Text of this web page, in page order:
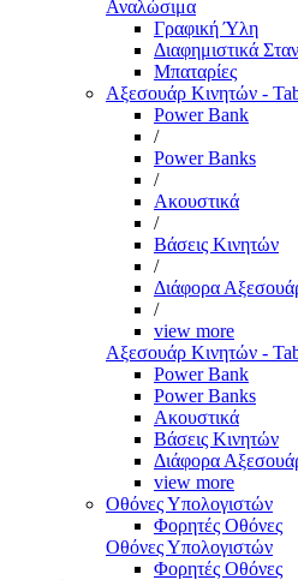
Αναλώσιμα
Γραφική Ύλη
Διαφημιστικά
Μπαταρίες
Αξεσουάρ Κινητών -
Power Bank
/
Power Banks
/
Ακουστικά
/
Βάσεις Κινητών
/
Διάφορα
/
view more
Αξεσουάρ Κινητών -
Power Bank
Power Banks
Ακουστικά
Βάσεις Κινητών
Διάφορα
view more
Οθόνες Υπολογιστών
Φορητές Οθόνες
Οθόνες Υπολογιστών
Φορητές Οθόνες